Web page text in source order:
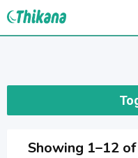
Skip
Showing 1–12